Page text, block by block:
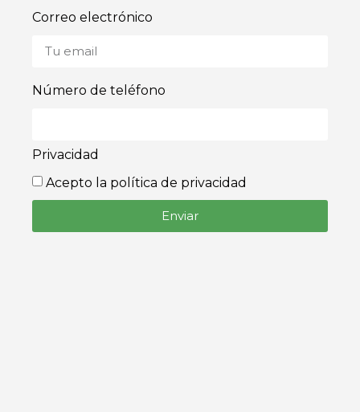
Correo electrónico
Número de teléfono
Privacidad
Acepto la política de privacidad
Enviar